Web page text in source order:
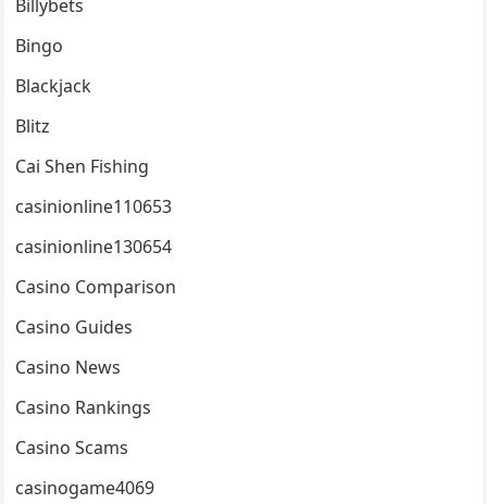
Billybets
Bingo
Blackjack
Blitz
Cai Shen Fishing
casinionline110653
casinionline130654
Casino Comparison
Casino Guides
Casino News
Casino Rankings
Casino Scams
casinogame4069